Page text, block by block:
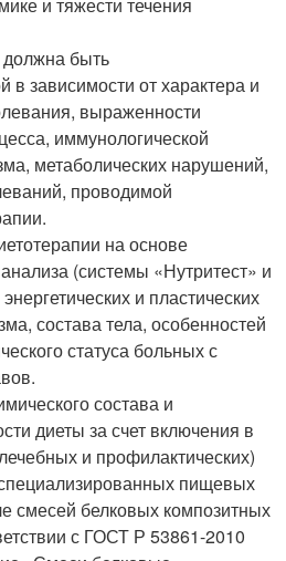
должна быть
зависимости от характера и
выраженности
иммунологической
метаболических нарушений,
проводимой
на основе
(системы «Нутритест» и
и пластических
состава тела, особенностей
статуса больных с
состава и
диеты за счет включения в
и профилактических)
пищевых
смесей белковых композитных
с ГОСТ Р 53861-2010